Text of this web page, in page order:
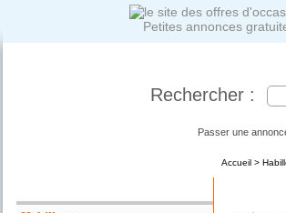
Petites annonces
Rechercher :
Passer une
Accueil>